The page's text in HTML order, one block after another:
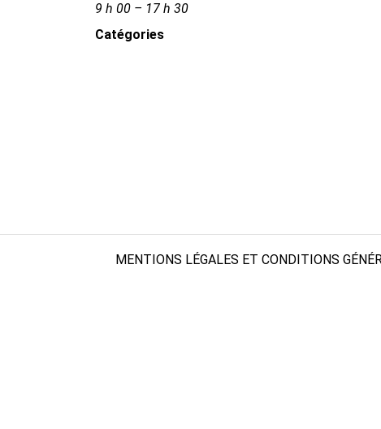
9 h 00 – 17 h 30
Catégories
MENTIONS LÉGALES ET CONDITIONS